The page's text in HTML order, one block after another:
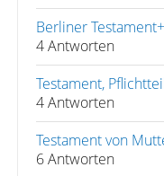
Berliner
4 Antworten
Testament,
4 Antworten
Testament von
6 Antworten